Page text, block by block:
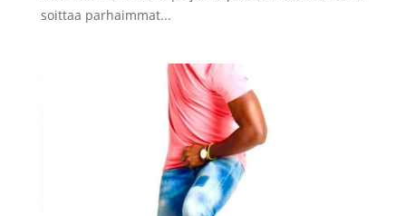
soittaa parhaimmat...